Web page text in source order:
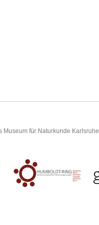
Museum für Naturkunde Karlsruhe